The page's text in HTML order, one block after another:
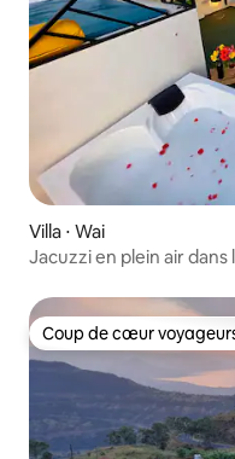
Villa ⋅ Wai
Jacuzzi en plein air
Coup de cœur
Coup de cœur